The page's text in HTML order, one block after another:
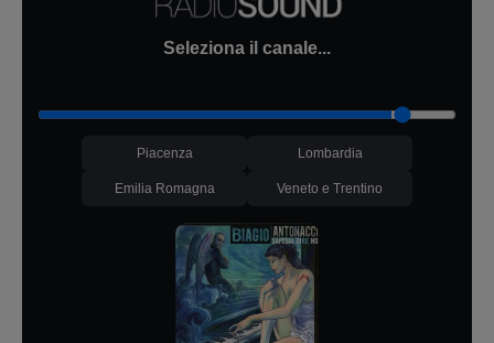
Seleziona il canale...
Piacenza Lombardia
Emilia Romagna Veneto e Trentino